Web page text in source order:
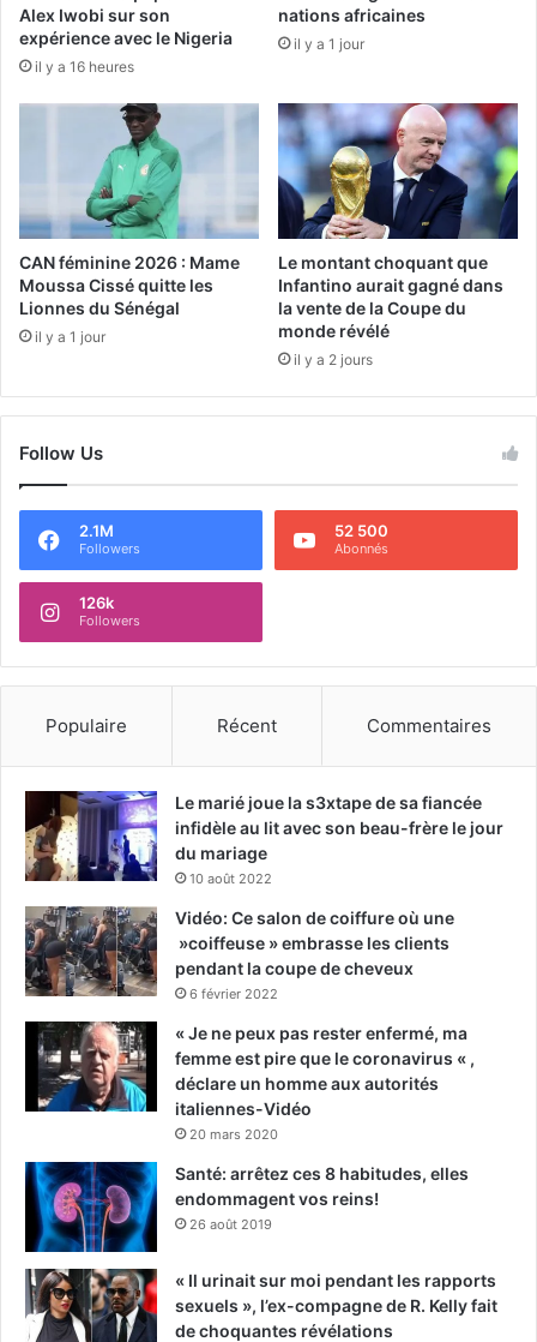
Alex Iwobi sur son
expérience avec le Nigeria
il y a 16 heures
nations africaines
il y a 1 jour
CAN féminine 2026 : Mame
Moussa Cissé quitte les
Lionnes du Sénégal
il y a 1 jour
Le montant choquant que
Infantino aurait gagné dans
la vente de la Coupe du
monde révélé
il y a 2 jours
Follow Us
2.1M
Followers
52 500
Abonnés
126k
Followers
Populaire Récent Commentaires
Le marié joue la s3xtape de sa fiancée
infidèle au lit avec son beau-frère le jour
du mariage
10 août 2022
Vidéo: Ce salon de coiffure où une
»coiffeuse » embrasse les clients
pendant la coupe de cheveux
6 février 2022
« Je ne peux pas rester enfermé, ma
femme est pire que le coronavirus « ,
déclare un homme aux autorités
italiennes-Vidéo
20 mars 2020
Santé: arrêtez ces 8 habitudes, elles
endommagent vos reins!
26 août 2019
« Il urinait sur moi pendant les rapports
sexuels », l’ex-compagne de R. Kelly fait
de choquantes révélations